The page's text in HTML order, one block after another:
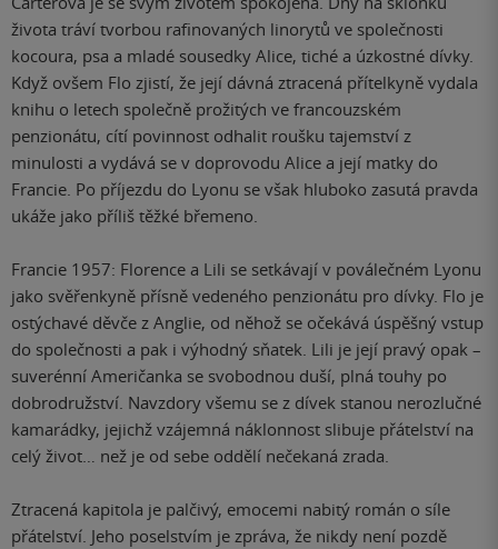
života tráví tvorbou rafinovaných linorytů ve společnosti
kocoura, psa a mladé sousedky Alice, tiché a úzkostné dívky.
Když ovšem Flo zjistí, že její dávná ztracená přítelkyně vydala
knihu o letech společně prožitých ve francouzském
penzionátu, cítí povinnost odhalit roušku tajemství z
minulosti a vydává se v doprovodu Alice a její matky do
Francie. Po příjezdu do Lyonu se však hluboko zasutá pravda
ukáže jako příliš těžké břemeno.
Francie 1957: Florence a Lili se setkávají v poválečném Lyonu
jako svěřenkyně přísně vedeného penzionátu pro dívky. Flo je
ostýchavé děvče z Anglie, od něhož se očekává úspěšný vstup
do společnosti a pak i výhodný sňatek. Lili je její pravý opak –
suverénní Američanka se svobodnou duší, plná touhy po
dobrodružství. Navzdory všemu se z dívek stanou nerozlučné
kamarádky, jejichž vzájemná náklonnost slibuje přátelství na
celý život… než je od sebe oddělí nečekaná zrada.
Ztracená kapitola je palčivý, emocemi nabitý román o síle
přátelství. Jeho poselstvím je zpráva, že nikdy není pozdě